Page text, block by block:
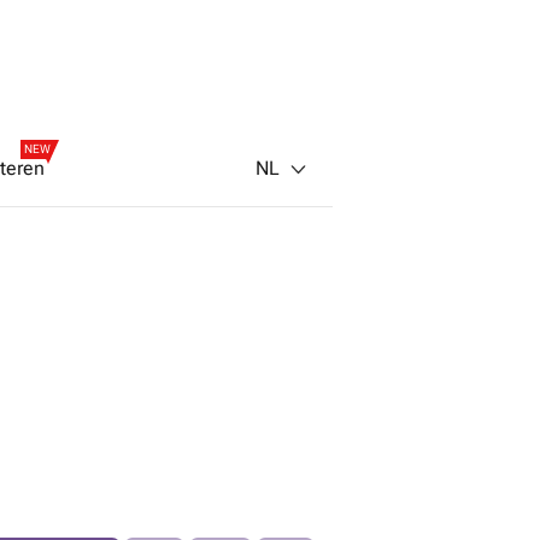
NEW
NL